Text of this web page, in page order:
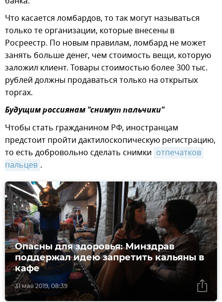
Что касается ломбардов, то так могут называться
только те организации, которые внесены в
Росреестр. По новым правилам, ломбард не может
занять больше денег, чем стоимость вещи, которую
заложил клиент. Товары стоимостью более 300 тыс.
рублей должны продаваться только на открытых
торгах.
Будущим россиянам "снимут пальчики"
Чтобы стать гражданином РФ, иностранцам
предстоит пройти дактилоскопическую регистрацию,
то есть добровольно сделать снимки отпечатков
пальцев .
31 мая 2019, 08:39
Опасны для здоровья: Минздрав
поддержал идею запретить кальяны в
кафе